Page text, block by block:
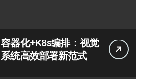
容器化+K8s编排：视觉
系统高效部署新范式